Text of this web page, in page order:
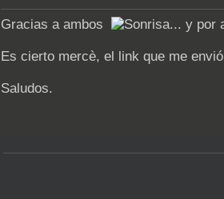
Gracias a ambos ... y por
Es cierto mercè, el link que me
Saludos.